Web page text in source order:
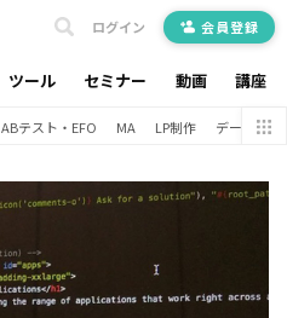
ツール セミナー 動画 講座
ログイン 会員登録
ABテスト・EFO MA LP制作 データ分析